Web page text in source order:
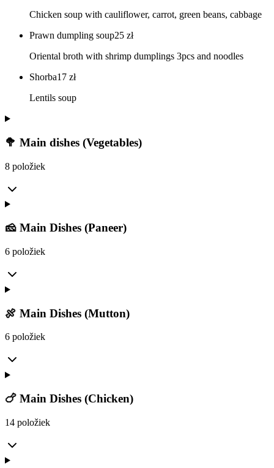
Chicken soup with cauliflower, carrot, green beans, cabbage
Prawn dumpling soup25 zł
Oriental broth with shrimp dumplings 3pcs and noodles
Shorba17 zł
Lentils soup
🥦 Main dishes (Vegetables)
8 položiek
🧀 Main Dishes (Paneer)
6 položiek
🍖 Main Dishes (Mutton)
6 položiek
🍗 Main Dishes (Chicken)
14 položiek